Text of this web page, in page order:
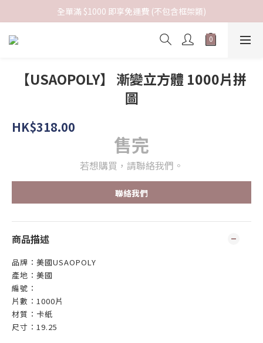
全單滿 $1000 即享免運費 (不包含框架類)
【USAOPOLY】 漸變立方體 1000片拼
圖
HK$318.00
售完
若想購買，請聯絡我們。
聯絡我們
商品描述
品牌：美國USAOPOLY
產地：美國
編號：
片數：1000片
材質：卡紙
尺寸：19.25